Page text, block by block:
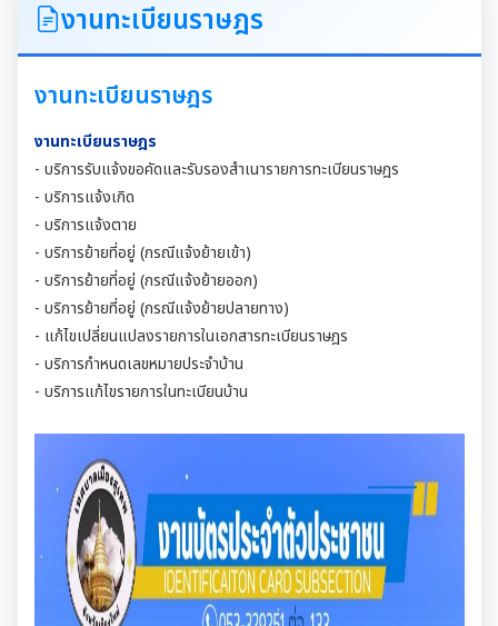
คำแถลงนโยบายนายกเทศมนตรีเมืองสุเทพ
ประวัติความเป็นมา
อำนาจหน้าที่ของเทศบาล
แผนพัฒนาท้องถิ่น
แผนการดำเนินงาน
แผนดำเนินงานประจำปี
รายงานการกำกับติดตามการดำเนินงานประจำปีรอบ 6
เดือน
รายงานการติดตามและประเมินผลแผนพัฒนาท้องถิ่น
ประจำปี
มุม KM การจัดการความรู้
มาตรฐานกำหนดตำแหน่ง
สรุปผลการประชุม ก.จ. ก.ท. และ ก.อบต.
การให้บริการประชาชน
คู่มือหรือแนวทางการขอรับบริการสำหรับประชาชน
เทศบัญญัติงบประมาณรายจ่าย
งานทะเบียนราษฎร
งานทะเบียนราษฎร
งานทะเบียนราษฎร
- บริการรับแจ้งขอคัดและรับรองสำเนารายการทะเบียนราษฎร
- บริการแจ้งเกิด
- บริการแจ้งตาย
- บริการย้ายที่อยู่ (กรณีแจ้งย้ายเข้า)
- บริการย้ายที่อยู่ (กรณีแจ้งย้ายออก)
- บริการย้ายที่อยู่ (กรณีแจ้งย้ายปลายทาง)
- แก้ไขเปลี่ยนแปลงรายการในเอกสารทะเบียนราษฎร
- บริการกำหนดเลขหมายประจำบ้าน
- บริการแก้ไขรายการในทะเบียนบ้าน